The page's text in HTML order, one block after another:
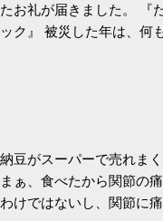
研究チームが発表した。
きるのは、過度の飲酒が原
減らなくても効果がある
波大「減量しなくても効
ス - アピタル（医療・健
たお礼が届きました。 『
ック』 被災した年は、何
が『たみこの海パック』
全く考えていなかったの
少しづつ復興してる感が
嬉しいです。 あと、ふる
納豆がスーパーで売れま
まぁ、食べたから関節の
わけではないし、関節に痛